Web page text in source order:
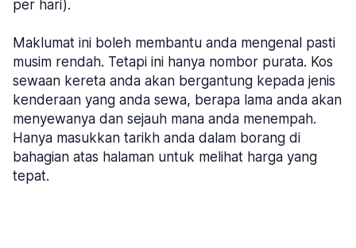
per hari).
Maklumat ini boleh membantu anda mengenal pasti
musim rendah. Tetapi ini hanya nombor purata. Kos
sewaan kereta anda akan bergantung kepada jenis
kenderaan yang anda sewa, berapa lama anda akan
menyewanya dan sejauh mana anda menempah.
Hanya masukkan tarikh anda dalam borang di
bahagian atas halaman untuk melihat harga yang
tepat.